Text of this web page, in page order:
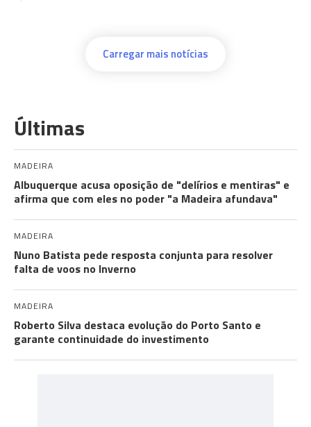
Carregar mais notícias
Últimas
MADEIRA
Albuquerque acusa oposição de "delírios e mentiras" e
afirma que com eles no poder "a Madeira afundava"
MADEIRA
Nuno Batista pede resposta conjunta para resolver
falta de voos no Inverno
MADEIRA
Roberto Silva destaca evolução do Porto Santo e
garante continuidade do investimento